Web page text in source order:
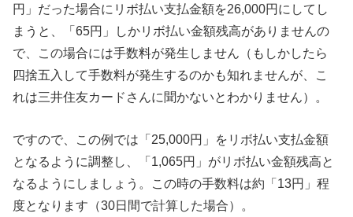
円」だった場合にリボ払い支払金額を26,000円にしてし
まうと、「65円」しかリボ払い金額残高がありませんの
で、この場合には手数料が発生しません（もしかしたら
四捨五入して手数料が発生するのかも知れませんが、こ
れは三井住友カードさんに聞かないとわかりません）。
ですので、この例では「25,000円」をリボ払い支払金額
となるように調整し、「1,065円」がリボ払い金額残高と
なるようにしましょう。この時の手数料は約「13円」程
度となります（30日間で計算した場合）。